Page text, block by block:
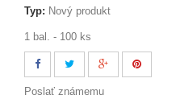
Typ: Nový produkt
1 bal. - 100 ks
Poslať známemu